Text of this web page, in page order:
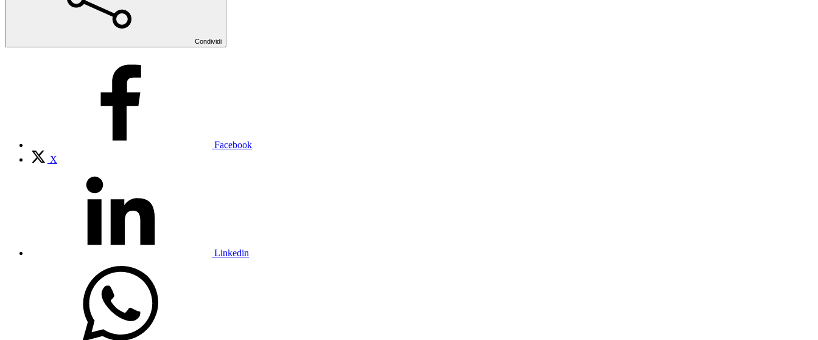
Condividi
Facebook
X
Linkedin